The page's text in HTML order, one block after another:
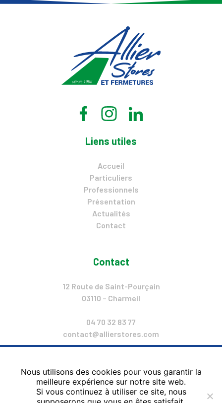
Liens utiles
Accueil
Particuliers
Professionnels
Présentation
Actualités
Contact
Contact
12 Route de Saint-Pourçain
03110 – Charmeil
04 70 32 83 77
contact@allierstores.com
Mar. – Ven. : 9h – 12H & 14h – 18h
Sam. : 9h – 12H & 14h – 18h
Nous utilisons des cookies pour vous garantir la
meilleure expérience sur notre site web.
Si vous continuez à utiliser ce site, nous